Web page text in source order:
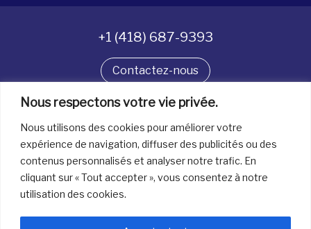
Nous respectons votre vie privée.
Nous utilisons des cookies pour améliorer votre
expérience de navigation, diffuser des publicités ou des
contenus personnalisés et analyser notre trafic. En
cliquant sur « Tout accepter », vous consentez à notre
utilisation des cookies.
+1 (418) 687-9393
Contactez-nous
Suivez-nous
Tous droits réservés. © La boîte à bijoux 2026